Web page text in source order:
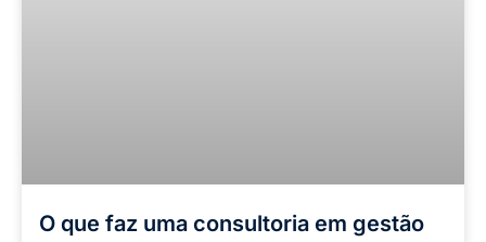
O que faz uma consultoria em gestão